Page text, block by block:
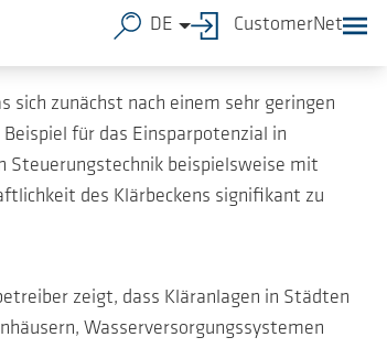
DE CustomerNet
zunächst nach einem sehr geringen
für das Einsparpotenzial in
Steuerungstechnik beispielsweise mit
des Klärbeckens signifikant zu
zeigt, dass Kläranlagen in Städten
Wasserversorgungssystemen